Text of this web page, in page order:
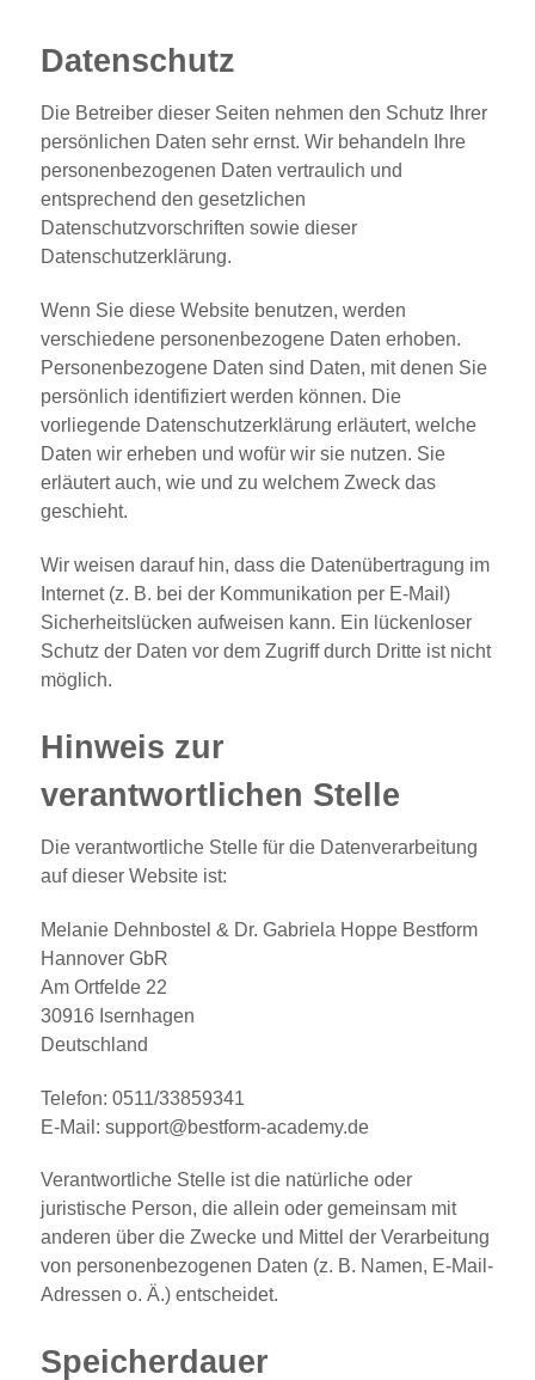
Datenschutz
Die Betreiber dieser Seiten nehmen den Schutz Ihrer
persönlichen Daten sehr ernst. Wir behandeln Ihre
personenbezogenen Daten vertraulich und
entsprechend den gesetzlichen
Datenschutzvorschriften sowie dieser
Datenschutzerklärung.
Wenn Sie diese Website benutzen, werden
verschiedene personenbezogene Daten erhoben.
Personenbezogene Daten sind Daten, mit denen Sie
persönlich identifiziert werden können. Die
vorliegende Datenschutzerklärung erläutert, welche
Daten wir erheben und wofür wir sie nutzen. Sie
erläutert auch, wie und zu welchem Zweck das
geschieht.
Wir weisen darauf hin, dass die Datenübertragung im
Internet (z. B. bei der Kommunikation per E-Mail)
Sicherheitslücken aufweisen kann. Ein lückenloser
Schutz der Daten vor dem Zugriff durch Dritte ist nicht
möglich.
Hinweis zur
verantwortlichen Stelle
Die verantwortliche Stelle für die Datenverarbeitung
auf dieser Website ist:
Melanie Dehnbostel & Dr. Gabriela Hoppe Bestform
Hannover GbR
Am Ortfelde 22
30916 Isernhagen
Deutschland
Telefon: 0511/33859341
E-Mail: support@bestform-academy.de
Verantwortliche Stelle ist die natürliche oder
juristische Person, die allein oder gemeinsam mit
anderen über die Zwecke und Mittel der Verarbeitung
von personenbezogenen Daten (z. B. Namen, E-Mail-
Adressen o. Ä.) entscheidet.
Speicherdauer